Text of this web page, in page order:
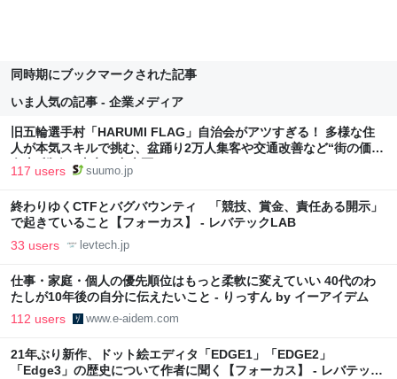
同時期にブックマークされた記事
いま人気の記事 - 企業メディア
旧五輪選手村「HARUMI FLAG」自治会がアツすぎる！ 多様な住
人が本気スキルで挑む、盆踊り2万人集客や交通改善など“街の価値
向上”戦略 東京・中央区
117 users suumo.jp
終わりゆくCTFとバグバウンティ 「競技、賞金、責任ある開示」
で起きていること【フォーカス】 - レバテックLAB
33 users levtech.jp
仕事・家庭・個人の優先順位はもっと柔軟に変えていい 40代のわ
たしが10年後の自分に伝えたいこと - りっすん by イーアイデム
112 users www.e-aidem.com
21年ぶり新作、ドット絵エディタ「EDGE1」「EDGE2」
「Edge3」の歴史について作者に聞く【フォーカス】 - レバテック